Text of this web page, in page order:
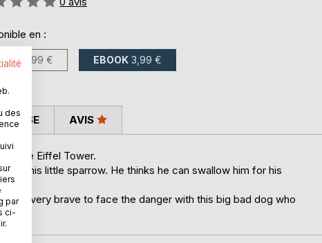
en :
8,99 € EBOOK 3,99 €
the Eiffel Tower.
this little sparrow. He thinks he can swallow him for his
be very brave to face the danger with this big bad dog who
AVIS
des
par
ci-